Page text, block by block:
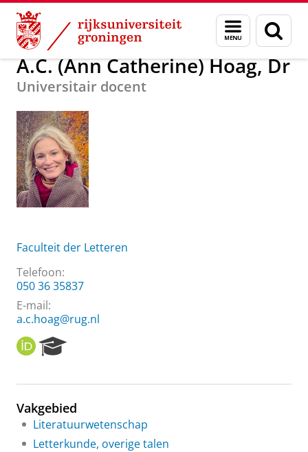
Skip
Content
Skip
Navigation
Menu
en
zoeken
Over ons A.C. (Ann Catherine) Hoag, Dr
A.C. (Ann Catherine) Hoag, Dr
Universitair docent
Faculteit der Letteren
Telefoon:
050 36 35837
E-mail:
a.c.hoag@rug.nl
O
R
I
e
r
c
h
Vakgebied
Literatuurwetenschap
Letterkunde, overige talen